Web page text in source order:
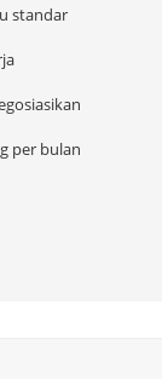
standar
per bulan